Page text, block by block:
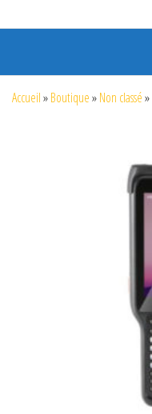
Accueil»Boutique»Non classé»